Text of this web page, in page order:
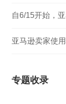
亚马逊卖家使
专题收录